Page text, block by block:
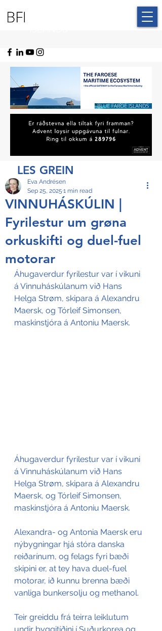
LES GREIN
VINNUHÁSKÚLIN |
Fyrilestur um grøna
orkuskifti og duel-fuel
motorar
Eva Andrésen
Sep 25, 2025 1 min read
Áhugaverdur fyrilestur var í vikuni
á Vinnuháskúlanum við Hans
Helga Strøm, skipara á Alexandru
Maersk, og Tórleif Simonsen,
maskinstjóra á Antoniu Maersk.
Áhugaverdur fyrilestur var í vikuni
á Vinnuháskúlanum við Hans
Helga Strøm, skipara á Alexandru
Maersk, og Tórleif Simonsen,
maskinstjóra á Antoniu Maersk.
Alexandra- og Antonia Maersk eru
nýbygningar hjá stóra danska
reiðarínum, og felags fyri bæði
skipini er, at tey hava duel-fuel
motorar, ið kunnu brenna bæði
vanliga bunkersolju og methanol.
Teir greiddu frá teirra leiklutum